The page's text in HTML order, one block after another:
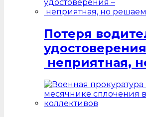
Потеря
неприятная,